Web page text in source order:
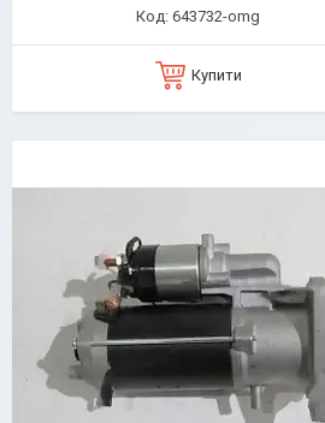
643732-omg
Купити